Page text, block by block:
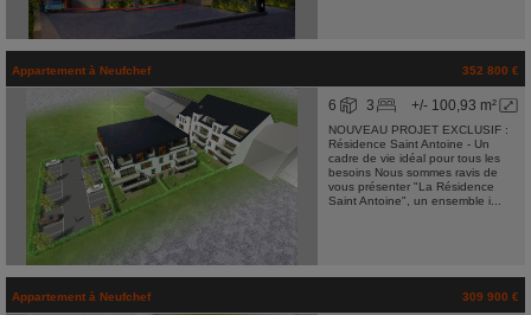
Appartement à Neufchef 352 800 €
+/- 100,93 m²
6 3
NOUVEAU PROJET EXCLUSIF :
Résidence Saint Antoine - Un
cadre de vie idéal pour tous les
besoins Nous sommes ravis de
vous présenter "La Résidence
Saint Antoine", un ensemble i...
Appartement à Neufchef 309 900 €